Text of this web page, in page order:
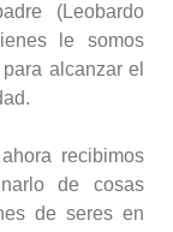
(Leobardo
le somos
alcanzar el
recibimos
de cosas
de seres en